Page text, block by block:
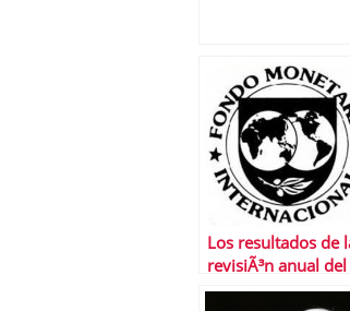
Los resultados de
revisiÃ³n anual del
FMI a la economÃ­a